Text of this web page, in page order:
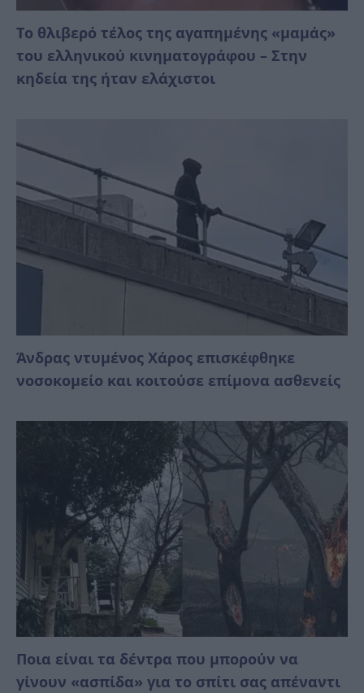
Το θλιβερό τέλος της αγαπημένης «μαμάς»
του ελληνικού κινηματογράφου – Στην
κηδεία της ήταν ελάχιστοι
Άνδρας ντυμένος Χάρος επισκέφθηκε
νοσοκομείο και κοιτούσε επίμονα ασθενείς
Ποια είναι τα δέντρα που μπορούν να
γίνουν «ασπίδα» για το σπίτι σας απέναντι